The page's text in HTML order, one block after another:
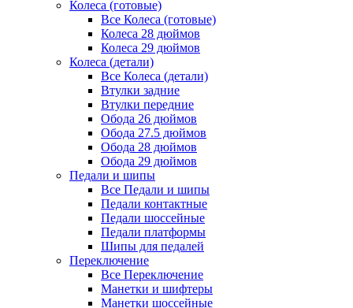
Колеса (готовые)
Все Колеса (готовые)
Колеса 28 дюймов
Колеса 29 дюймов
Колеса (детали)
Все Колеса (детали)
Втулки задние
Втулки передние
Обода 26 дюймов
Обода 27.5 дюймов
Обода 28 дюймов
Обода 29 дюймов
Педали и шипы
Все Педали и шипы
Педали контактные
Педали шоссейные
Педали платформы
Шипы для педалей
Переключение
Все Переключение
Манетки и шифтеры
Манетки шоссейные